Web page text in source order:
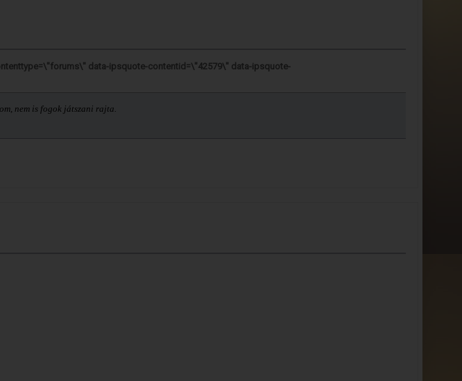
data-ipsquote-contentid=\"42579\" data-ipsquote-
nem is fogok játszani rajta.